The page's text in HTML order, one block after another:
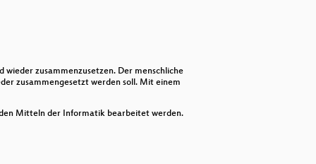
wieder zusammenzusetzen. Der menschliche
zusammengesetzt werden soll. Mit einem
den Mitteln der Informatik bearbeitet werden.